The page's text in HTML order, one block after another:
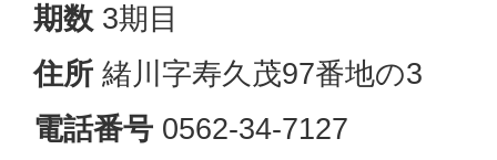
期数 3期目
住所 緒川字寿久茂97番地の3
電話番号 0562-34-7127